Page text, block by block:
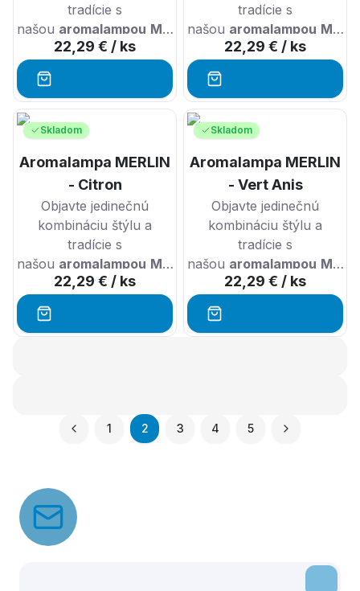
tradície s
našou aromalampou Merlina
prírodnýmpráškom
22,29 € / ks
tradície s
našou aromalampou
prírodnýmpráškom
22,29 € / ks
Skladom
Aromalampa MERLIN
- Citron
Objavte jedinečnú
kombináciu štýlu a
tradície s
našou aromalampou Merlina
prírodnýmpráškom
22,29 € / ks
Skladom
Aromalampa MERLIN
- Vert Anis
Objavte jedinečnú
kombináciu štýlu a
tradície s
našou aromalampou
prírodnýmpráškom
22,29 € / ks
1 2 3 4 5